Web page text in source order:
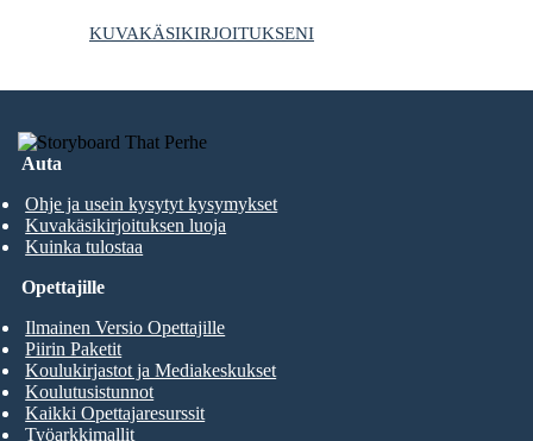
KUVAKÄSIKIRJOITUKSENI
Auta
Ohje ja usein kysytyt kysymykset
Kuvakäsikirjoituksen luoja
Kuinka tulostaa
Opettajille
Ilmainen Versio Opettajille
Piirin Paketit
Koulukirjastot ja Mediakeskukset
Koulutusistunnot
Kaikki Opettajaresurssit
Työarkkimallit